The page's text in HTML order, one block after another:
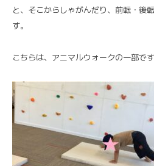
と、そこからしゃがんだり、前転・後
す。
こちらは、アニマルウォークの一部です